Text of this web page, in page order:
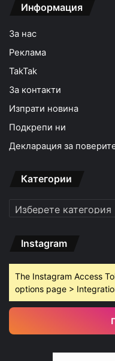
Информация
За нас
Реклама
TakTak
За контакти
Изпрати новина
Подкрепи ни
Декларация за
Категории
Категории
Instagram
The Instagram Access
options page >